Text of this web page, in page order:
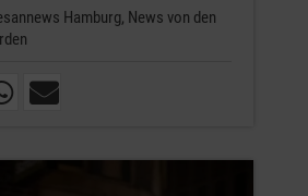
Hamburg, News von den